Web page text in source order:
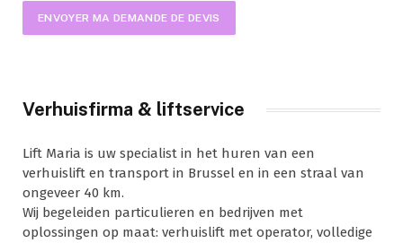
Verhuisfirma & liftservice
Lift Maria is uw specialist in het huren van een
verhuislift en transport in Brussel en in een straal van
ongeveer 40 km.
Wij begeleiden particulieren en bedrijven met
oplossingen op maat: verhuislift met operator, volledige